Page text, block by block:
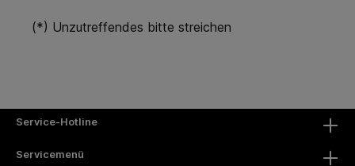
(*) Unzutreffendes bitte streichen
Service-Hotline
Servicemenü